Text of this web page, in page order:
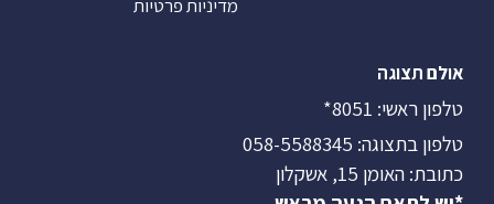
מדיניות פרטיות
אולם תצוגה
טלפון ראשי: 8051*
טלפון בתצוגה: 058-5588345
כתובת: האומן 15, אשקלון